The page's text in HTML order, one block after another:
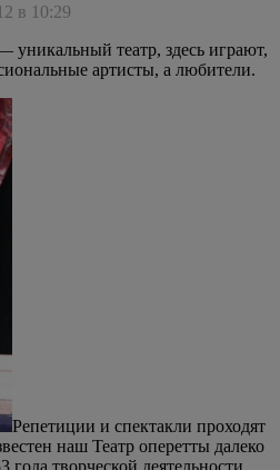
в 10:29
уникальный театр, здесь играют,
артисты, а любители.
Репетиции и спектакли проходят
наш Театр оперетты далеко
года творческой деятельности,